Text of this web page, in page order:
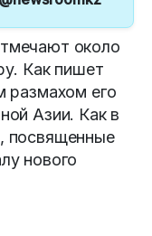
около
Как пишет
размахом его
Азии. Как в
посвященные
нового